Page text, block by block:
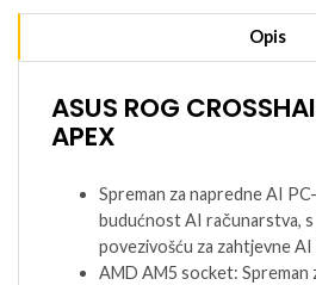
Opis
ASUS ROG
APEX
Spreman za napredne AI
budućnost AI računarstva,
povezivošću za zahtjevne AI
AMD AM5 socket: Spreman